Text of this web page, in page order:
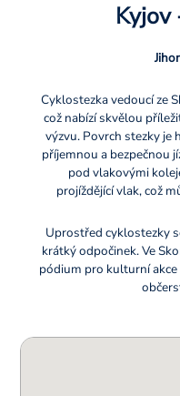
Kyjov
Cyklostezka vedoucí ze
což nabízí skvělou
výzvu. Povrch stezky je
příjemnou a bezpečnou
pod vlakovými
projíždějící vlak, což
Uprostřed cyklostezky
krátký odpočinek. Ve
pódium pro kulturní